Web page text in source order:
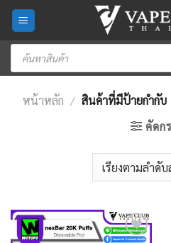
Skip
content
Products
search
หน้าหลัก / สินค้าที่มีป้ายกำกับ
คัดก